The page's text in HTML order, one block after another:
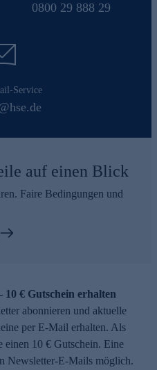
0800 29 888 29
Service
auf einen Blick
Faire Bedingungen und
10 € Gutschein erhalten
abonnieren und aktuelle
per E-Mail erhalten. Als
einen 10 € Gutschein. Eine
Newsletter-E-Mails möglich.